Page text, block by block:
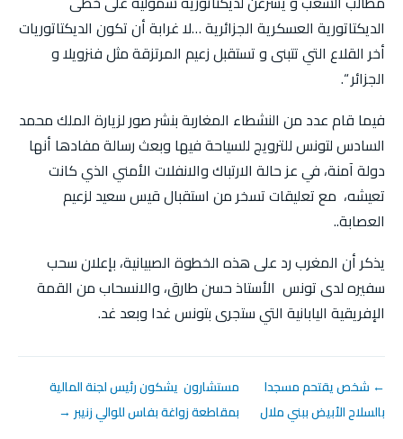
الديكتاتورية العسكرية الجزائرية …لا غرابة أن تكون الديكتاتوريات
أخر القلاع التي تتبنى و تستقبل زعيم المرتزقة مثل فنزويلا و
الجزائر “.
فيما قام عدد من النشطاء المغاربة بنشر صور لزيارة الملك محمد
السادس لتونس للترويج للسياحة فيها وبعث رسالة مفادها أنها
دولة آمنة، في عز حالة الارتباك والانفلات الأمني الذي كانت
تعيشه، مع تعليقات تسخر من استقبال قيس سعيد لزعيم
العصابة..
يذكر أن المغرب رد على هذه الخطوة الصبيانية، بإعلان سحب
سفيره لدى تونس الأستاذ حسن طارق، والانسحاب من القمة
الإفريقية اليابانية التي ستجرى بتونس غدا وبعد غد.
← شخص يقتحم مسجدا
بالسلاح الأبيض ببني ملال
مستشارون يشكون رئيس لجنة المالية
بمقاطعة زواغة بفاس للوالي زنيبر →